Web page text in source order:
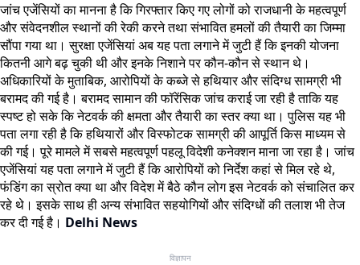
जांच एजेंसियों का मानना है कि गिरफ्तार किए गए लोगों को राजधानी के महत्वपूर्ण
और संवेदनशील स्थानों की रेकी करने तथा संभावित हमलों की तैयारी का जिम्मा
सौंपा गया था। सुरक्षा एजेंसियां अब यह पता लगाने में जुटी हैं कि इनकी योजना
कितनी आगे बढ़ चुकी थी और इनके निशाने पर कौन-कौन से स्थान थे।
अधिकारियों के मुताबिक, आरोपियों के कब्जे से हथियार और संदिग्ध सामग्री भी
बरामद की गई है। बरामद सामान की फॉरेंसिक जांच कराई जा रही है ताकि यह
स्पष्ट हो सके कि नेटवर्क की क्षमता और तैयारी का स्तर क्या था। पुलिस यह भी
पता लगा रही है कि हथियारों और विस्फोटक सामग्री की आपूर्ति किस माध्यम से
की गई। पूरे मामले में सबसे महत्वपूर्ण पहलू विदेशी कनेक्शन माना जा रहा है। जांच
एजेंसियां यह पता लगाने में जुटी हैं कि आरोपियों को निर्देश कहां से मिल रहे थे,
फंडिंग का स्रोत क्या था और विदेश में बैठे कौन लोग इस नेटवर्क को संचालित कर
रहे थे। इसके साथ ही अन्य संभावित सहयोगियों और संदिग्धों की तलाश भी तेज
कर दी गई है। Delhi News
विज्ञापन